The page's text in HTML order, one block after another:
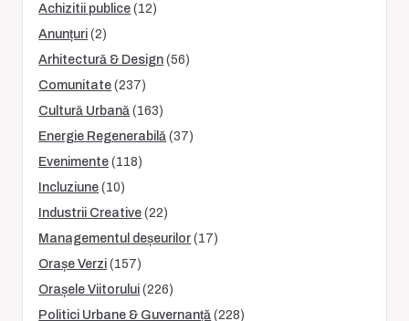
Achizitii publice (12)
Anunțuri (2)
Arhitectură & Design (56)
Comunitate (237)
Cultură Urbană (163)
Energie Regenerabilă (37)
Evenimente (118)
Incluziune (10)
Industrii Creative (22)
Managementul deșeurilor (17)
Orașe Verzi (157)
Orașele Viitorului (226)
Politici Urbane & Guvernanță (228)